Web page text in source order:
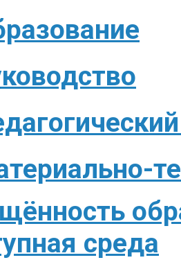
среда